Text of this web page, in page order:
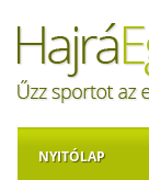
NYITÓLAP